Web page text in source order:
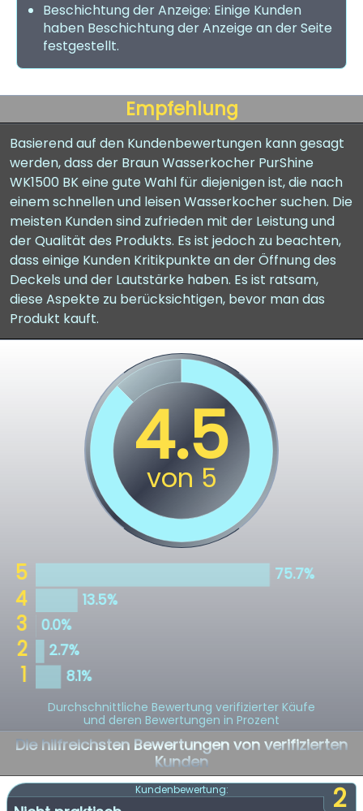
Beschichtung der Anzeige: Einige Kunden
haben Beschichtung der Anzeige an der Seite
festgestellt.
Empfehlung
Basierend auf den Kundenbewertungen kann gesagt
werden, dass der Braun Wasserkocher PurShine
WK1500 BK eine gute Wahl für diejenigen ist, die nach
einem schnellen und leisen Wasserkocher suchen. Die
meisten Kunden sind zufrieden mit der Leistung und
der Qualität des Produkts. Es ist jedoch zu beachten,
dass einige Kunden Kritikpunkte an der Öffnung des
Deckels und der Lautstärke haben. Es ist ratsam,
diese Aspekte zu berücksichtigen, bevor man das
Produkt kauft.
Durchschnittliche Bewertung verifizierter Käufe
und deren Bewertungen in Prozent
Die hilfreichsten Bewertungen von verifizierten
Kunden
2
Kundenbewertung: